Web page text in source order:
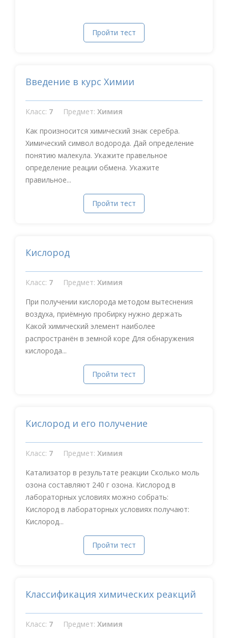
Пройти тест
Введение в курс Химии
Класс: 7 Предмет: Химия
Как произносится химический знак серебра.
Химический символ водорода. Дай определение
понятию малекула. Укажите правельное
определение реации обмена. Укажите
правильное...
Пройти тест
Кислород
Класс: 7 Предмет: Химия
При получении кислорода методом вытеснения
воздуха, приёмную пробирку нужно держать
Какой химический элемент наиболее
распространён в земной коре Для обнаружения
кислорода...
Пройти тест
Кислород и его получение
Класс: 7 Предмет: Химия
Катализатор в результате реакции Сколько моль
озона составляют 240 г озона. Кислород в
лабораторных условиях можно собрать:
Кислород в лабораторных условиях получают:
Кислород...
Пройти тест
Классификация химических реакций
Класс: 7 Предмет: Химия